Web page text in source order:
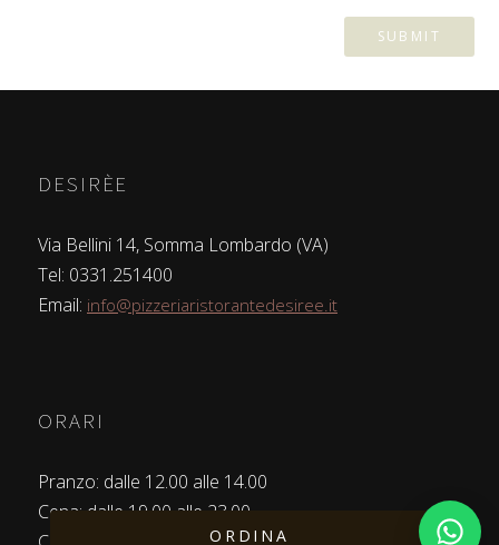
ORDINA
DESIRÈE
Via Bellini 14, Somma Lombardo (VA)
Tel: 0331.251400
Email: info@pizzeriaristorantedesiree.it
ORARI
Pranzo: dalle 12.00 alle 14.00
Cena: dalle 19.00 alle 23.00